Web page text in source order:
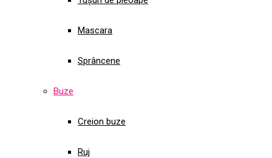
Mascara
Sprâncene
Buze
Creion buze
Ruj